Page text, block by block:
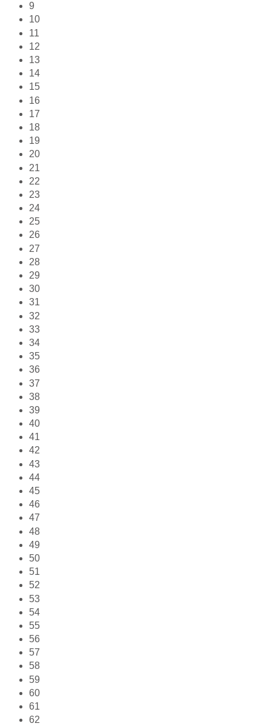
9
10
11
12
13
14
15
16
17
18
19
20
21
22
23
24
25
26
27
28
29
30
31
32
33
34
35
36
37
38
39
40
41
42
43
44
45
46
47
48
49
50
51
52
53
54
55
56
57
58
59
60
61
62